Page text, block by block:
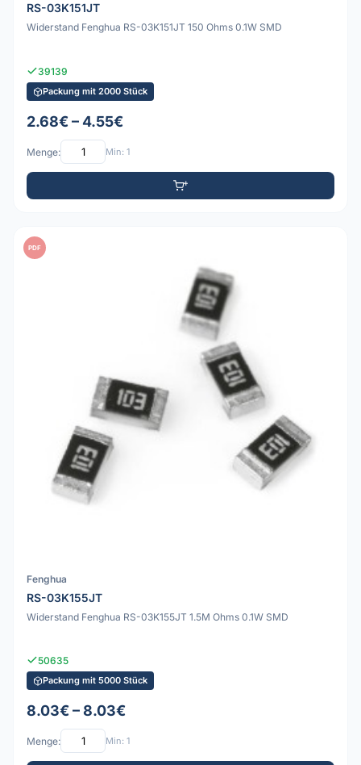
RS-03K151JT
Widerstand Fenghua RS-03K151JT 150 Ohms 0.1W SMD
39139
Packung mit 2000 Stück
2.68€ – 4.55€
Menge: Min: 1
PDF
Fenghua
RS-03K155JT
Widerstand Fenghua RS-03K155JT 1.5M Ohms 0.1W SMD
50635
Packung mit 5000 Stück
8.03€ – 8.03€
Menge: Min: 1